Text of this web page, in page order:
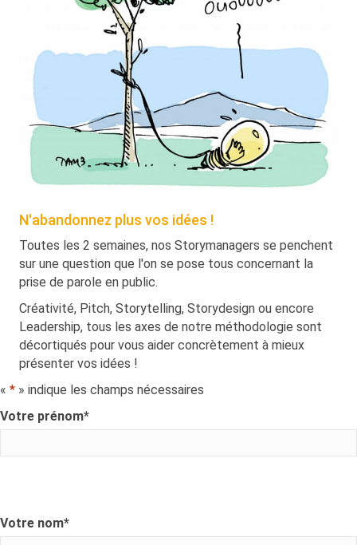
N'abandonnez plus vos idées !
Toutes les 2 semaines, nos Storymanagers se penchent
sur une question que l'on se pose tous concernant la
prise de parole en public.
Créativité, Pitch, Storytelling, Storydesign ou encore
Leadership, tous les axes de notre méthodologie sont
décortiqués pour vous aider concrètement à mieux
présenter vos idées !
« * » indique les champs nécessaires
Votre prénom*
Votre nom*